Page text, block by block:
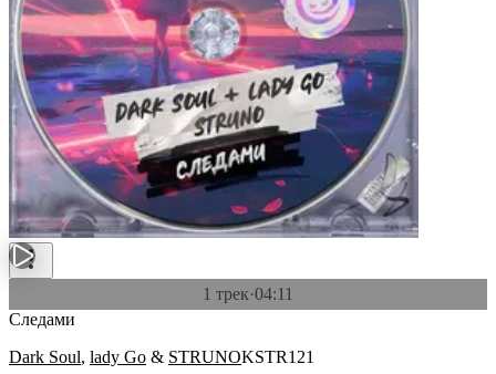
1 трек·04:11
Следами
Dark Soul, lady Go & STRUNOKSTR121